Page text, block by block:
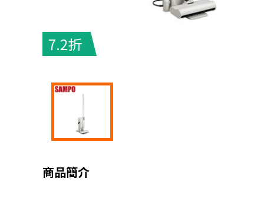
7.2折
商品簡介